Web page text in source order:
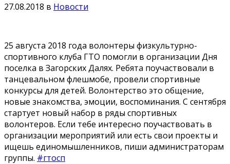
27.08.2018 в Новости
25 августа 2018 года волонтеры физкультурно-
спортивного клуба ГТО помогли в организации Дня
поселка в Загорских Далях. Ребята поучаствовали в
танцевальном флешмобе, провели спортивные
конкурсы для детей. Волонтерство это общение,
новые знакомства, эмоции, воспоминания. С сентября
стартует новый набор в ряды спортивных
волонтеров. Если тебе интересно поучаствовать в
организации мероприятий или есть свои проекты и
ищешь единомышленников, пиши администраторам
группы. #гтосп